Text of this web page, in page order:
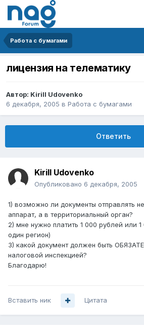
Работа с бумагами
лицензия на телематику
Автор: Kirill Udovenko
6 декабря, 2005 в Работа с бумагами
Ответить
Kirill Udovenko
Опубликовано 6 декабря, 2005
1) возможно ли документы отправлять
аппарат, а в территориальный орган?
2) мне нужно платить 1 000 рублей или
один регион)
3) какой документ должен быть
налоговой инспекцией?
Благодарю!
Вставить ник Цитата